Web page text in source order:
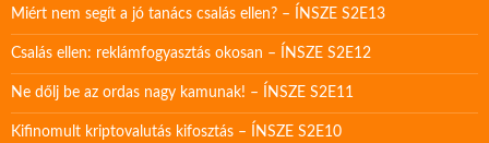
Miért nem segít a jó tanács csalás ellen? – ÍNSZE S2E13
Csalás ellen: reklámfogyasztás okosan – ÍNSZE S2E12
Ne dőlj be az ordas nagy kamunak! – ÍNSZE S2E11
Kifinomult kriptovalutás kifosztás – ÍNSZE S2E10